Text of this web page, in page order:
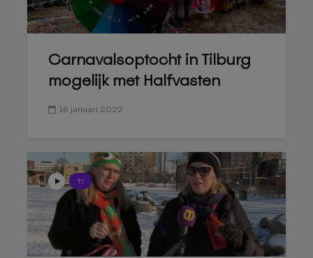
Carnavalsoptocht in Tilburg
mogelijk met Halfvasten
16 januari 2022
T!